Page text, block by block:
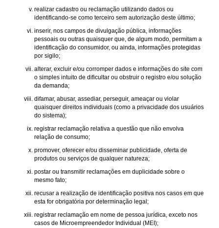
realizar cadastro ou reclamação utilizando dados ou
identificando-se como terceiro sem autorização deste último;
inserir, nos campos de divulgação pública, informações
pessoais ou outras quaisquer que, de algum modo, permitam a
identificação do consumidor, ou ainda, informações protegidas
por sigilo;
alterar, excluir e/ou corromper dados e informações do site com
o simples intuito de dificultar ou obstruir o registro e/ou solução
da demanda;
difamar, abusar, assediar, perseguir, ameaçar ou violar
quaisquer direitos individuais (como a privacidade dos usuários
do sistema);
registrar reclamação relativa a questão que não envolva
relação de consumo;
promover, oferecer e/ou disseminar publicidade, oferta de
produtos ou serviços de qualquer natureza;
postar ou transmitir reclamações em duplicidade sobre o
mesmo fato;
recusar a realização de identificação positiva nos casos em que
esta for obrigatória por determinação legal;
registrar reclamação em nome de pessoa jurídica, exceto nos
casos de Microempreendedor Individual (MEI);